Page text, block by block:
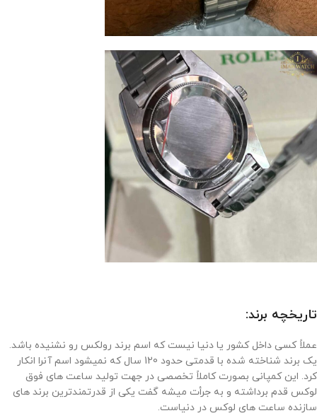
تاریخچه برند:
عملاً کسی داخل کشور یا دنیا نیست که اسم برند رولکس رو نشنیده باشد.
یک برند شناخته شده با قدمتی حدود 120 سال که نمیشود اسم آنرا انکار
کرد. این کمپانی بصورت کاملاً تخصصی در جهت تولید ساعت های فوق
لوکس قدم برداشته و به جرأت میشه گفت یکی از قدرتمندترین برند های
سازنده ساعت های لوکس در دنیاست.